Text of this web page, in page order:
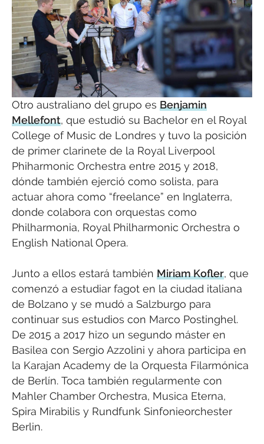
Otro australiano del grupo es Benjamin
Mellefont, que estudió su Bachelor en el Royal
College of Music de Londres y tuvo la posición
de primer clarinete de la Royal Liverpool
Phiharmonic Orchestra entre 2015 y 2018,
dónde también ejerció como solista, para
actuar ahora como “freelance” en Inglaterra,
donde colabora con orquestas como
Philharmonia, Royal Philharmonic Orchestra o
English National Opera.
Junto a ellos estará también Miriam Kofler, que
comenzó a estudiar fagot en la ciudad italiana
de Bolzano y se mudó a Salzburgo para
continuar sus estudios con Marco Postinghel.
De 2015 a 2017 hizo un segundo máster en
Basilea con Sergio Azzolini y ahora participa en
la Karajan Academy de la Orquesta Filarmónica
de Berlín. Toca también regularmente con
Mahler Chamber Orchestra, Musica Eterna,
Spira Mirabilis y Rundfunk Sinfonieorchester
Berlin.